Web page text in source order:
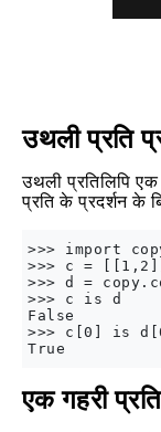
उथली प्रति
उथली प्रतिलिपि
प्रति के प्रदर्शन के
>>> import
>>> c = [[1,2]]
>>> d =
>>> c is d
False
>>> c[0] is
एक गहरी